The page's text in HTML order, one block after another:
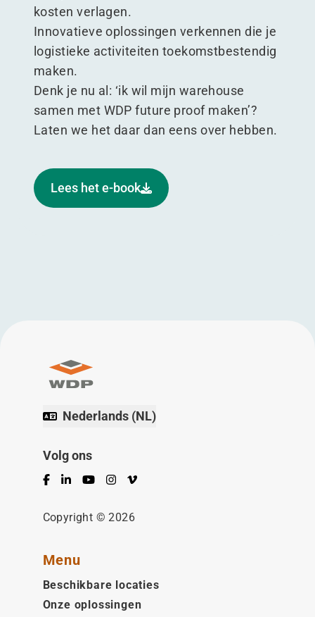
kosten verlagen.
Innovatieve oplossingen verkennen die je
logistieke activiteiten toekomstbestendig
maken.
Denk je nu al: ‘ik wil mijn warehouse
samen met WDP future proof maken’?
Laten we het daar dan eens over hebben.
Lees het e-book
Nederlands (NL)
Volg ons
Facebook
LinkedInYouTubeInstagram
Vimeo
Copyright © 2026
Menu
Beschikbare locaties
Onze oplossingen